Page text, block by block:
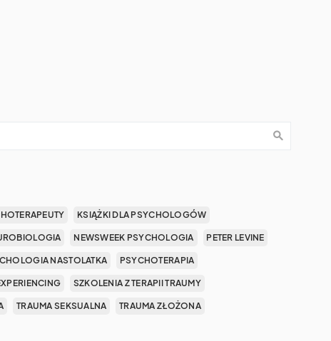
KSIĄŻKI DLA PSYCHOLOGÓW
NEWSWEEK PSYCHOLOGIA PETER LEVINE
NASTOLATKA PSYCHOTERAPIA
SZKOLENIA Z TERAPII TRAUMY
TRAUMA SEKSUALNA TRAUMA ZŁOŻONA